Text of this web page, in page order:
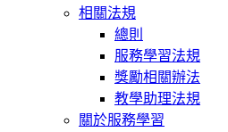
相關法規
總則
服務學習法規
獎勵相關辦法
教學助理法規
關於服務學習